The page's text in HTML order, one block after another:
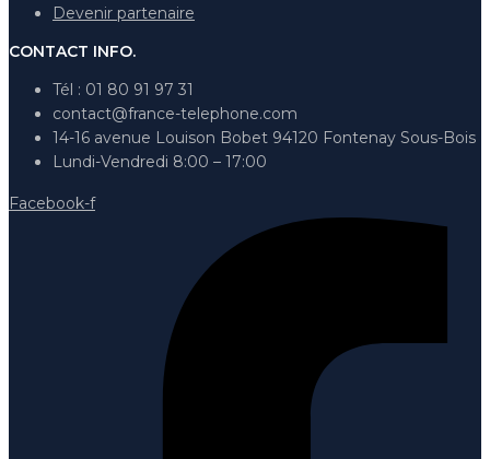
Devenir partenaire
CONTACT INFO.
Tél : 01 80 91 97 31
contact@france-telephone.com
14-16 avenue Louison Bobet 94120 Fontenay Sous-Bois
Lundi-Vendredi 8:00 – 17:00
Facebook-f